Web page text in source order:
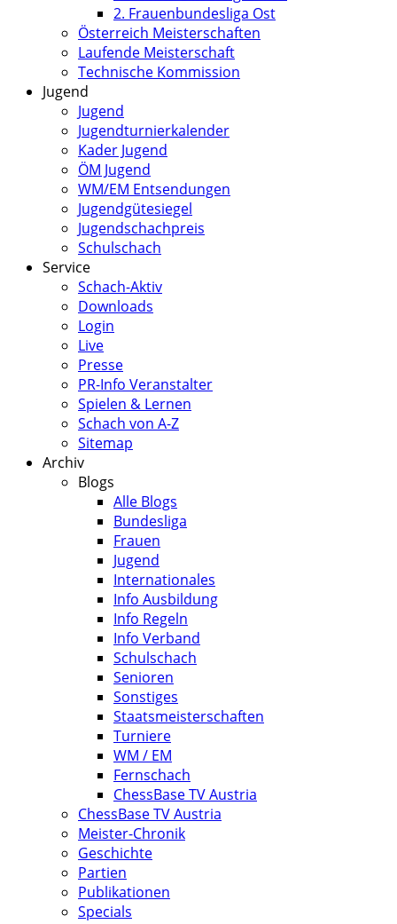
2. Frauenbundesliga Ost
Österreich Meisterschaften
Laufende Meisterschaft
Technische Kommission
Jugend
Jugend
Jugendturnierkalender
Kader Jugend
ÖM Jugend
WM/EM Entsendungen
Jugendgütesiegel
Jugendschachpreis
Schulschach
Service
Schach-Aktiv
Downloads
Login
Live
Presse
PR-Info Veranstalter
Spielen & Lernen
Schach von A-Z
Sitemap
Archiv
Blogs
Alle Blogs
Bundesliga
Frauen
Jugend
Internationales
Info Ausbildung
Info Regeln
Info Verband
Schulschach
Senioren
Sonstiges
Staatsmeisterschaften
Turniere
WM / EM
Fernschach
ChessBase TV Austria
ChessBase TV Austria
Meister-Chronik
Geschichte
Partien
Publikationen
Specials